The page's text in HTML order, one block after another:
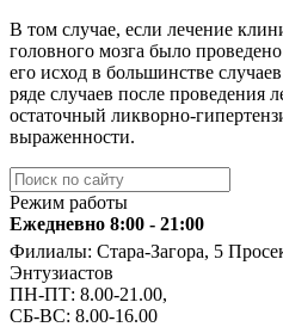
В том случае, если лечение
головного мозга было
его исход в большинстве
ряде случаев после проведения
остаточный ликворно-
выраженности.
Режим работы
Ежедневно 8:00 - 21:00
Филиалы: Стара-Загора, 5
Энтузиастов
ПН-ПТ: 8.00-21.00,
СБ-ВС: 8.00-16.00